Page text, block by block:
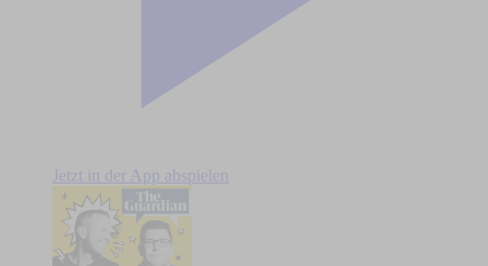
Jetzt in der App abspielen